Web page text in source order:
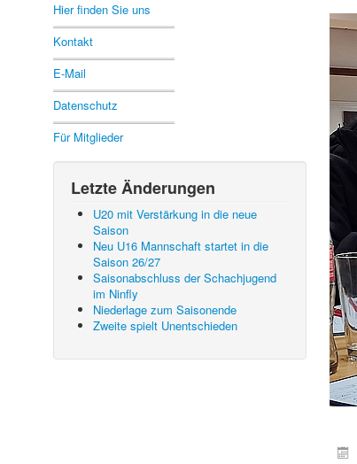
Hier finden Sie uns
Kontakt
E-Mail
Datenschutz
Für Mitglieder
Letzte Änderungen
U20 mit Verstärkung in die neue
Saison
Neu U16 Mannschaft startet in die
Saison 26/27
Saisonabschluss der Schachjugend
im Ninfly
Niederlage zum Saisonende
Zweite spielt Unentschieden